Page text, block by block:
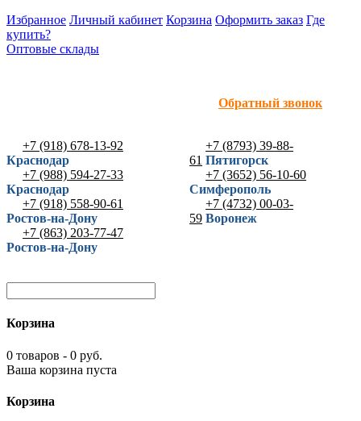
Избранное Личный кабинет Корзина Оформить заказ Где
купить?
Оптовые склады
Обратный звонок
+7 (918) 678-13-92
Краснодар
+7 (988) 594-27-33
Краснодар
+7 (918) 558-90-61
Ростов-на-Дону
+7 (863) 203-77-47
Ростов-на-Дону
+7 (8793) 39-88-
61 Пятигорск
+7 (3652) 56-10-60
Симферополь
+7 (4732) 00-03-
59 Воронеж
Корзина
0 товаров - 0 руб.
Ваша корзина пуста
Корзина